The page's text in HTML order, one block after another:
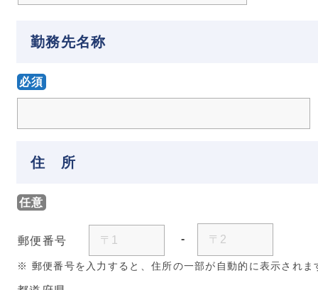
勤務先名称
必須
住 所
任意
郵便番号 -
※ 郵便番号を入力すると、住所の一部が自動的に表示されま